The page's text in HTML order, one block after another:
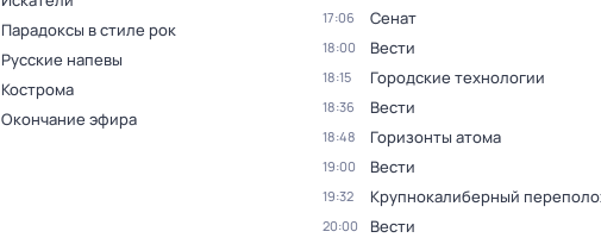
Парадоксы в стиле рок
Русские напевы
Кострома
Окончание эфира
17:06 Сенат
18:00 Вести
18:15 Городские технологии
18:36 Вести
18:48 Горизонты атома
19:00 Вести
19:32 Крупнокалиберный
20:00 Вести